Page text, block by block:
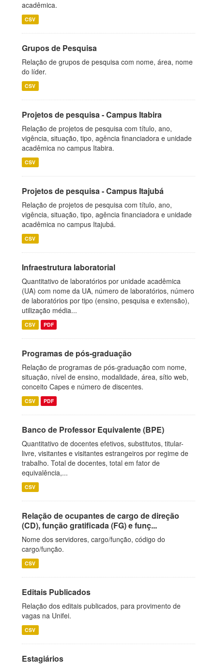
acadêmica.
CSV
Grupos de Pesquisa
Relação de grupos de pesquisa com nome, área, nome
do líder.
CSV
Projetos de pesquisa - Campus Itabira
Relação de projetos de pesquisa com título, ano,
vigência, situação, tipo, agência financiadora e unidade
acadêmica no campus Itabira.
CSV
Projetos de pesquisa - Campus Itajubá
Relação de projetos de pesquisa com título, ano,
vigência, situação, tipo, agência financiadora e unidade
acadêmica no campus Itajubá.
CSV
Infraestrutura laboratorial
Quantitativo de laboratórios por unidade acadêmica
(UA) com nome da UA, número de laboratórios, número
de laboratórios por tipo (ensino, pesquisa e extensão),
utilização média...
CSV PDF
Programas de pós-graduação
Relação de programas de pós-graduação com nome,
situação, nível de ensino, modalidade, área, sítio web,
conceito Capes e número de discentes.
CSV PDF
Banco de Professor Equivalente (BPE)
Quantitativo de docentes efetivos, substitutos, titular-
livre, visitantes e visitantes estrangeiros por regime de
trabalho. Total de docentes, total em fator de
equivalência,...
CSV
Relação de ocupantes de cargo de direção
(CD), função gratificada (FG) e funç...
Nome dos servidores, cargo/função, código do
cargo/função.
CSV
Editais Publicados
Relação dos editais publicados, para provimento de
vagas na Unifei.
CSV
Estagiários